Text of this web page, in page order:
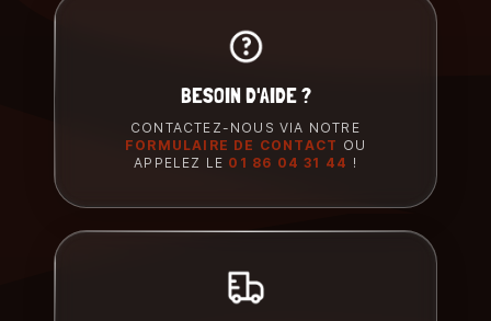
BESOIN D'AIDE ?
CONTACTEZ-NOUS VIA NOTRE
FORMULAIRE DE CONTACT OU
APPELEZ LE 01 86 04 31 44 !